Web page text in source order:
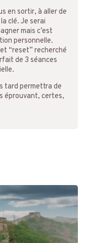
en sortir, à aller de
clé. Je serai
mais c’est
personnelle.
“reset” recherché
de 3 séances
tard permettra de
éprouvant, certes,